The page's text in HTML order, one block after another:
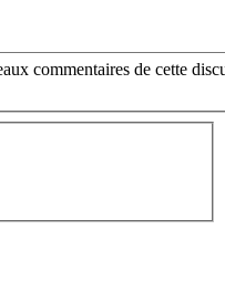
commentaires de cette